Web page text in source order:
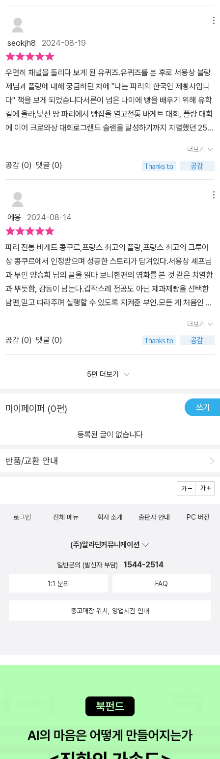
가 생각보다 짧아서 의외였어요. 그런 만큼 더 많은 노력과 시간이 필
요한 일일 거라고 짐작해 봅니다. 두 분이 운영하시는 빵집 밀레앙은
사진으로만 만났지만 빵집에 들어서면 느껴지는 고소한 빵 냄새가 풍
겨오는 것 같았어요. 프랑스어로는 ‘수많은‘ 이라는 뜻이고, 한국어의
˝밀˝이라는 글자가 들어가는 이름으로 짓고 싶으셨대요. 프랑스의 전
통방식과 한국의 맛 두 마리 토끼를 잡으신 점도 멋져요. 흑임자와 팥
등 한국적인 재료가 들어간 제품도 다양하고 아예 꽈배기 같은 한국
빵도 인기가 많다고 해요. 책 출간은 훨씬 이전인 2011년부터 준비가
에 밀레앙 2호점도 생겼다고 합니다. 빵순이로서 밀레앙의 빵들을 조
만간 먹어봐야겠어요!불랑제는 결국 빵으로 말하는 사람이다.매일의
성실한 노동의 결과물로서 빵은 정직하게 구워진다. #깨비깨돌맘 #
도서협찬 #서평 #서평단 #나는파리의한국인제빵사입니다 #서용상
#양승희 #남해의봄날 @namhaebomnal #불랑제 #제과 #제빵 #
플랑 #바게트 #크로아상 #밀레앙 @mille_et_1 #milleetun #boul
angerie #patisserie #paris
그런 결과를 얻었을지 감히 상상도 할수없는 자신과의 싸움이 있었으
리라...프랑스로 가기전에 일본에서의 생활은 뭔가 빵에대하여 시작
하려면 일본을 꼭 거쳐 배움이 필요하구나라는 생각을 들게 한순간이
었다.​그당시에 한국인이 일본에와서 베이킹을 배운다는것이그들에게
는 신기햇던지....신문에도 나오는 신박한 이야기엿다.한국에서도 종
종 이슈가되는 이야기지만프랑스에서도 이슈가 있었던 냉동생지와...
수제빵에대한이야기​​'내가 수제를 고집하는 까닭은 간단하다'입에들
어가는 음식이기 때문이다빵은 정성들여 만들어야하는 음식이다먹을
것으로 장난치지말자 정직하게..스스로에게 부끄럽지않는 음식을 만
들자내 식탁에 올릴 음식을 만들자...책속 한문장.....이부분만 보아도
어떻게 프랑스에서의 한국인 제빵사로 우뚝설수있었는지 한번에알게
해주는....​한국인 최초로 파리의 빵집을열고프랑스 제빵 대회를 석권
장까지 무언가 가슴차오르는 느낌으로 책장을 덮었다.
seokjh8 2024-08-19
우연히 채널을 돌리다 보게 된 유퀴즈.유퀴즈를 본 후로 서용상 블랑
제님과 플랑에 대해 궁금하던 차에 "나는 파리의 한국인 제빵사입니
다" 책을 보게 되었습니다서른이 넘은 나이에 빵을 배우기 위해 유학
길에 올라,낯선 땅 파리에서 빵집을 열고전통 바게트 대회, 플랑 대회
에 이어 크로와상 대회로그랜드 슬램을 달성하기까지 치열했던 25년
을 총괄하고 계신 양승희님의 이국에서 마음이 뿌리내리기까지 깊
은 이야기도 담겨있습니다서용상님과 양승희님의 빵 에세이를 읽
는 틈틈이지금까지 지내오신 파리 매장의 모습에서다양한 빵들을 찾
아보는 재미도 있었어요!빵을 좋아하시는 분들, 혹은 제빵사에 대
제가 되기까지 한 가족의 치열한 삶이 담긴이 책을 추천드립니다
더보기
공감 (0) 댓글 (0)
에옹 2024-08-14
파리 전통 바게트 콩쿠르,프랑스 최고의 플랑,프랑스 최고의 크루아
상 콩쿠르에서 인정받으며 성공한 스토리가 담겨있다.​​서용상 셰프님
과 부인 양승희 님의 글을 읽다 보니한편의 영화를 본 것 같은 치열함
과 뿌듯함, 감동이 남는다.​갑작스레 전공도 아닌 제과제빵을 선택한
남편,믿고 따라주며 실행할 수 있도록 지켜준 부인.​모든 게 처음인 낯
사람들에게,베이킹이 아니라무언가 새로운 걸 도전하는 사람들에게
도작은 울림이 될 거 같다.셰프님의 용기와꾸준하고 단단한 우직함,​
부인 양승희 님의 현실적이고 빠른 행동과 실천,그리고 모든 기본은
본질에 집중하는 일이라 생각한다.​책의 마지막에는 빵의 본고장 프랑
않은 메뉴들은밀레앙의 서울 첫 매장! 2호점에서 구매해야겠다!​특히
나 프랑스에서 1등 한 플랑은 책을 읽으면서 너무 궁금한 메뉴ㅎㅎ​페
더보기
공감 (0) 댓글 (0)
5편 더보기
마이페이퍼 (0편) 쓰기
등록된 글이 없습니다
반품/교환 안내
로그인 전체 메뉴 회사 소개 출판사 안내 PC 버전
(주)알라딘커뮤니케이션
일반문의 (발신자 부담) 1544-2514
1:1 문의 FAQ
중고매장 위치, 영업시간 안내